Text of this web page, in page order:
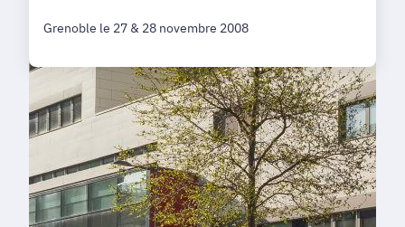
Grenoble le 27 & 28 novembre 2008